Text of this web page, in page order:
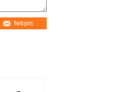
İletişim